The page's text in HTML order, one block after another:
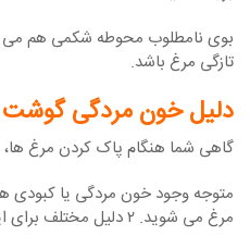
بوی نامطلوب محوطه شکمی هم می
تازگی مرغ باشد.
دلیل خون مردگی گوشت
گاهی شما هنگام پاک کردن مرغ ها،
متوجه وجود خون مردگی یا کبودی
مرغ می شوید. ۲ دلیل مختلف برای ایجاد این کبودی ها وجود دارد؛ د